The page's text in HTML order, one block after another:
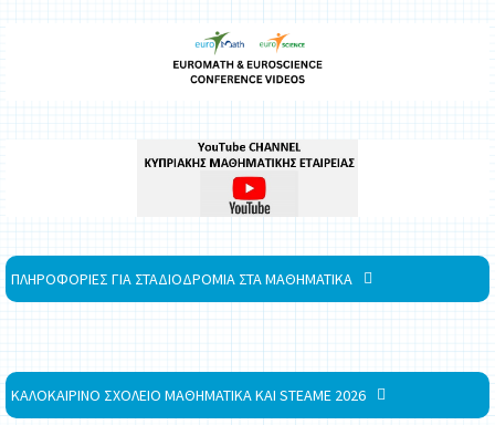
ΠΛΗΡΟΦΟΡΙΕΣ ΓΙΑ ΣΤΑΔΙΟΔΡΟΜΙΑ ΣΤΑ ΜΑΘΗΜΑΤΙΚΑ
ΚΑΛΟΚΑΙΡΙΝΟ ΣΧΟΛΕΙΟ ΜΑΘΗΜΑΤΙΚΑ ΚΑΙ STEAME 2026